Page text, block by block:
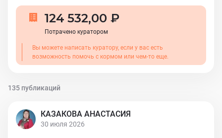
124 532,00 ₽
Потрачено куратором
Вы можете написать куратору, если у вас есть
возможность помочь с кормом или чем-то еще.
135 публикаций
КАЗАКОВА АНАСТАСИЯ
30 июля 2026